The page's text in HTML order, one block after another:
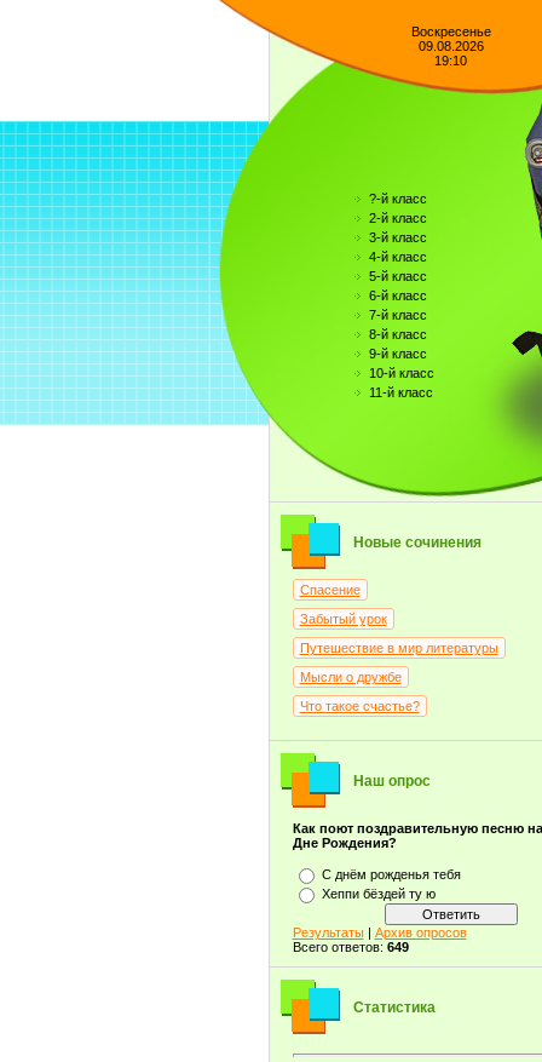
Воскресенье
09.08.2026
19:10
?-й класс
2-й класс
3-й класс
4-й класс
5-й класс
6-й класс
7-й класс
8-й класс
9-й класс
10-й класс
11-й класс
Новые сочинения
Спасение
Забытый урок
Путешествие в мир литературы
Мысли о дружбе
Что такое счастье?
Наш опрос
Как поют поздравительную песню
Дне Рождения?
С днём рожденья тебя
Хеппи бёздей ту ю
Результаты| Архив опросов
Всего ответов: 649
Статистика